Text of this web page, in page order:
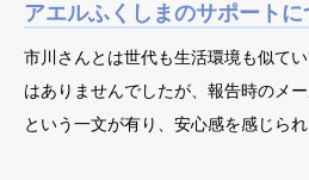
アエルふくしまのサポートに
市川さんとは世代も生活環境も似て
はありませんでしたが、報告時のメ
という一文が有り、安心感を感じられ